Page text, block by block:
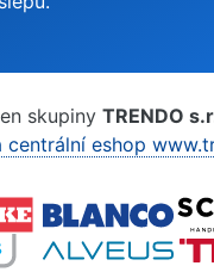
skupiny TRENDO
centrální eshop